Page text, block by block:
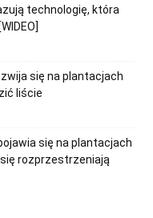
technologię, która
się na plantacjach
liście
się na plantacjach
rozprzestrzeniają